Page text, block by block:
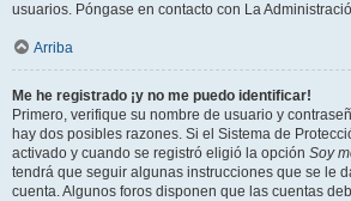
usuarios. Póngase en contacto con La
Arriba
Me he registrado ¡y no me puedo identificar!
Primero, verifique su nombre de usuario y
hay dos posibles razones. Si el Sistema de
activado y cuando se registró eligió la opción Soy
tendrá que seguir algunas instrucciones que se le
cuenta. Algunos foros disponen que las cuentas